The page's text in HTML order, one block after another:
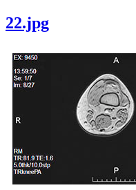
22.jpg